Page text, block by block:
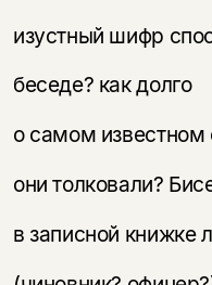
изустный шифр
беседе? как долго
о самом
они толковали?
в записной книжке